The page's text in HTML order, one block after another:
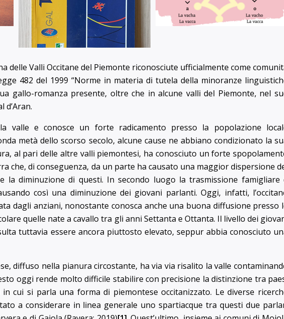
delle Valli Occitane del Piemonte riconosciute ufficialmente come
482 del 1999 “Norme in materia di tutela della minoranze
gallo-romanza presente, oltre che in alcune valli del Piemonte, nel
d’Aran.
valle e conosce un forte radicamento presso la popolazione
metà dello scorso secolo, alcune cause ne abbiano condizionato la
al pari delle altre valli piemontesi, ha conosciuto un forte
che, di conseguenza, da un parte ha causato una maggior dispersione
la diminuzione di questi. In secondo luogo la trasmissione famigliare
così una diminuzione dei giovani parlanti. Oggi, infatti,
dagli anziani, nonostante conosca anche una buona diffusione presso
quelle nate a cavallo tra gli anni Settanta e Ottanta. Il livello dei
tuttavia essere ancora piuttosto elevato, seppur abbia conosciuto
diffuso nella pianura circostante, ha via via risalito la valle
oggi rende molto difficile stabilire con precisione la distinzione tra
cui si parla una forma di piemontese occitanizzato. Le diverse
a considerare in linea generale uno spartiacque tra questi due